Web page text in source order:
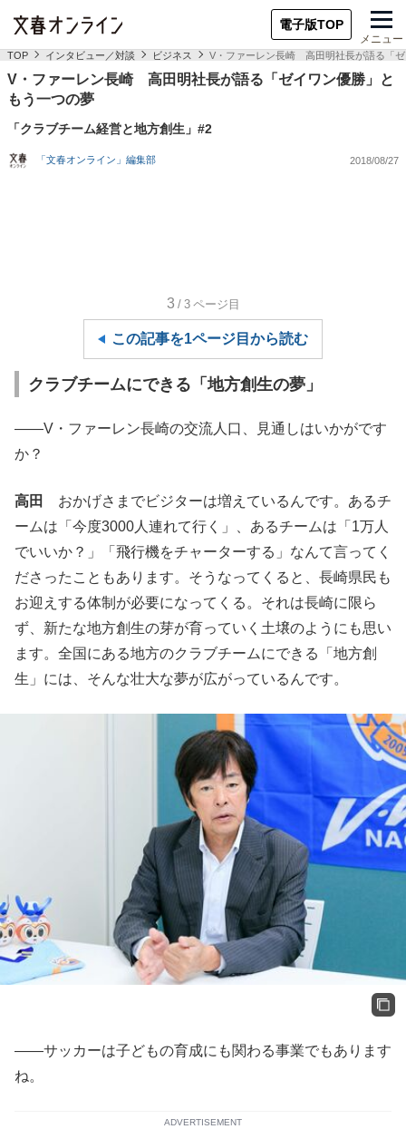
電子版TOP
メニュー
TOP インタビュー／対談 ビジネス V・ファーレン長崎 高田明社長が語る「
V・ファーレン長崎 高田明社長が語る「ゼイワン優勝」と
もう一つの夢
「クラブチーム経営と地方創生」#2
「文春オンライン」編集部 2018/08/27
3 /3 ページ目
この記事を1ページ目から読む
クラブチームにできる「地方創生の夢」
――V・ファーレン長崎の交流人口、見通しはいかがです
か？
高田
おかげさまでビジターは増えているんです。あるチ
ームは「今度3000人連れて行く」、あるチームは「1万人
でいいか？」「飛行機をチャーターする」なんて言ってく
ださったこともあります。そうなってくると、長崎県民も
お迎えする体制が必要になってくる。それは長崎に限ら
ず、新たな地方創生の芽が育っていく土壌のようにも思い
ます。全国にある地方のクラブチームにできる「地方創
生」には、そんな壮大な夢が広がっているんです。
――サッカーは子どもの育成にも関わる事業でもあります
ね。
ADVERTISEMENT